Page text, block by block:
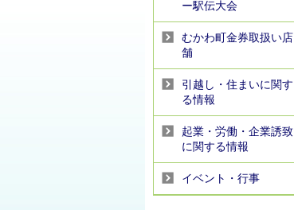
ー駅伝大会
むかわ町金券取扱い店
舗
引越し・住まいに関す
る情報
起業・労働・企業誘致
に関する情報
イベント・行事